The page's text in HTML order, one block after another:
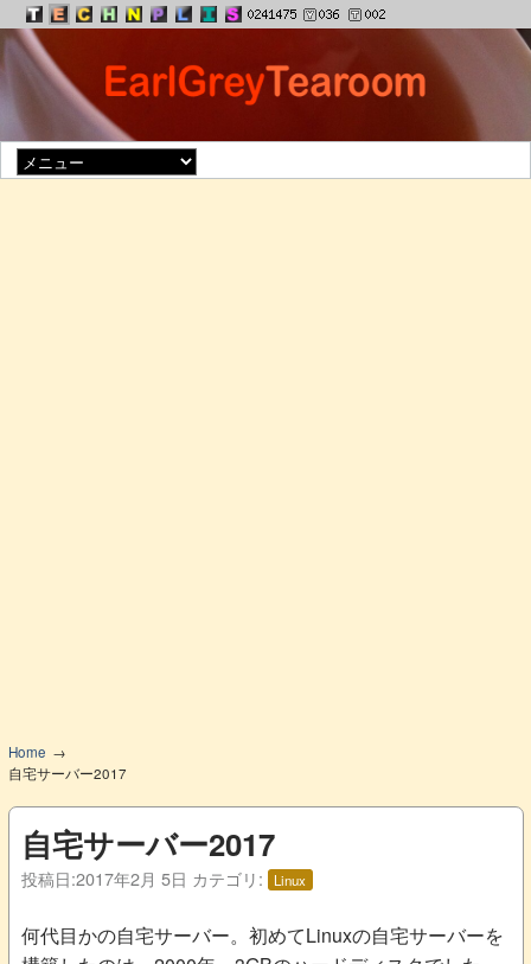
Home
自宅サーバー2017
自宅サーバー2017
投稿日:2017年2月 5日 カテゴリ: Linux
何代目かの自宅サーバー。初めてLinuxの自宅サーバーを